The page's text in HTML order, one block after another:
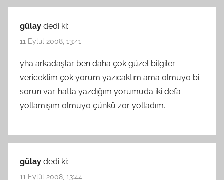
gülay dedi ki:
11 Eylül 2008, 13:41
yha arkadaşlar ben daha çok güzel bilgiler
vericektim çok yorum yazıcaktım ama olmuyo bi
sorun var. hatta yazdığım yorumuda iki defa
yollamışım olmuyo çünkü zor yolladım.
gülay dedi ki:
11 Eylül 2008, 13:44